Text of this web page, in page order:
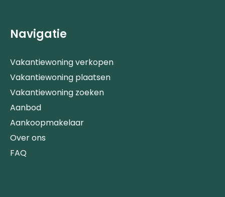
Navigatie
Vakantiewoning verkopen
Vakantiewoning plaatsen
Vakantiewoning zoeken
Aanbod
Aankoopmakelaar
Over ons
FAQ